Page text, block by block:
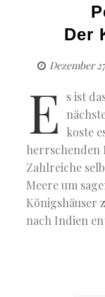
Der
Dezember
E
s ist
koste
herrschenden
Zahlreiche
Meere um
Königshäuser
nach Indien